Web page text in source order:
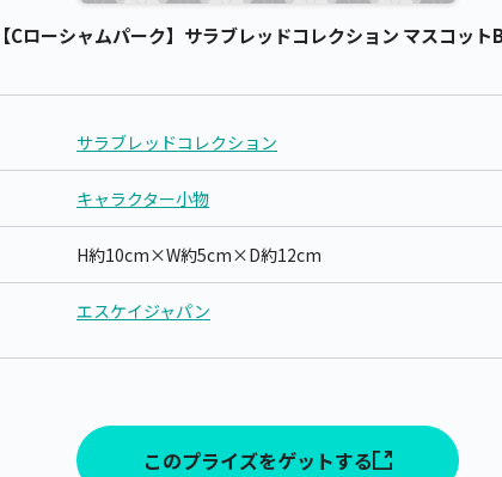
ローシャムパーク】サラブレッドコレクション マスコッ
サラブレッドコレクション
キャラクター小物
H約10cm×W約5cm×D約12cm
エスケイジャパン
このプライズをゲットする